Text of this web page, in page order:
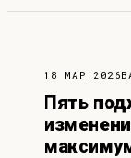
18 МАР 2026
Пять